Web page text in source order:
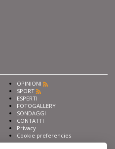
OPINIONI
SPORT
ESPERTI
FOTOGALLERY
SONDAGGI
CONTATTI
Privacy
Cookie preferencies